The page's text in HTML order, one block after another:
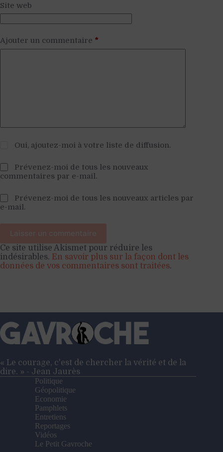
Site web
Ajouter un commentaire *
Oui, ajoutez-moi à votre liste de diffusion.
Prévenez-moi de tous les nouveaux
commentaires par e-mail.
Prévenez-moi de tous les nouveaux articles par
e-mail.
Laisser un commentaire
Ce site utilise Akismet pour réduire les
indésirables. En savoir plus sur la façon dont les
données de vos commentaires sont traitées.
« Le courage, c'est de chercher la vérité et de la
dire. » - Jean Jaurès
Politique
Géopolitique
Economie
Pamphlets
Entretiens
Reportages
Vidéos
Le Petit Gavroche